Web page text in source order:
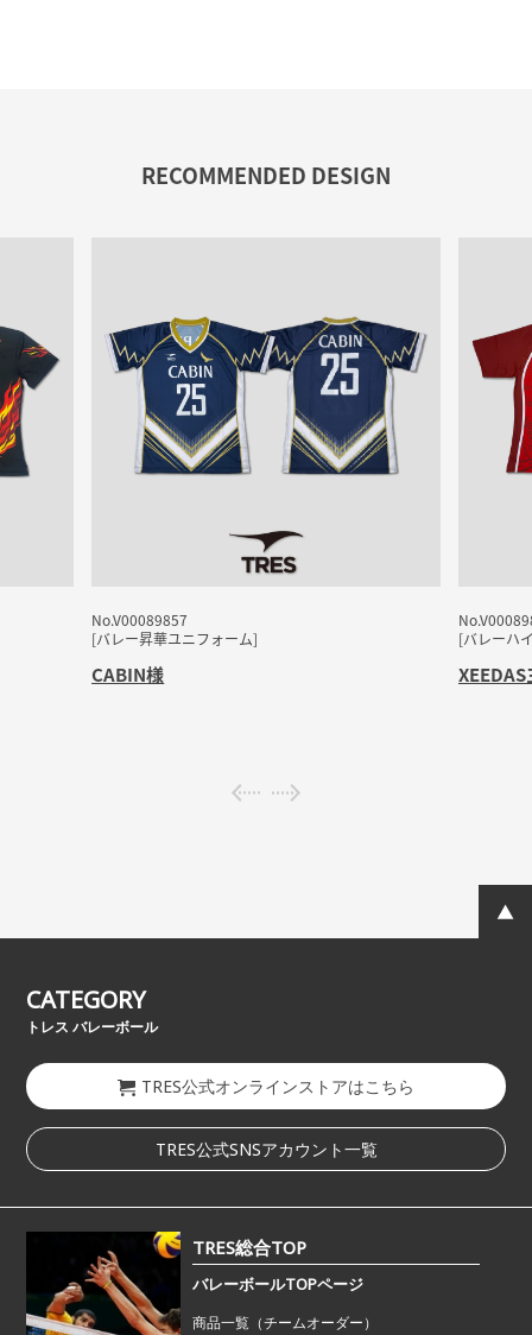
RECOMMENDED DESIGN
No.V00089857
[バレー昇華ユニフォーム]
CABIN様
[バレーハ
CATEGORY
トレス バレーボール
TRES公式オンラインストアはこちら
TRES公式SNSアカウント一覧
TRES総合TOP
バレーボールTOPページ
商品一覧（チームオーダー）